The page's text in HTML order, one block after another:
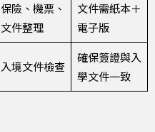
保險、機票、
文件整理
文件需紙本＋
電子版
入境文件檢查
確保簽證與入
學文件一致